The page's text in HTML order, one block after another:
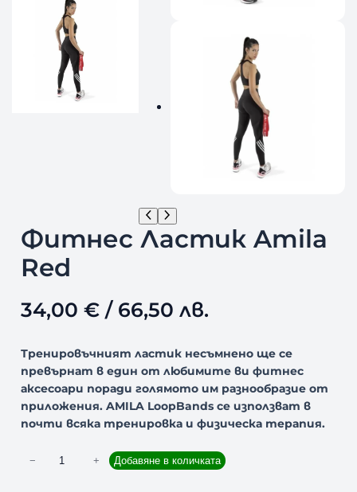
Фитнес Ластик Amila
Red
34,00 €/ 66,50 лв.
Тренировъчният ластик несъмнено ще се
превърнат в един от любимите ви фитнес
аксесоари поради голямото им разнообразие от
приложения. AMILA LoopBands се използват в
почти всяка тренировка и физическа терапия.
− + Добавяне в количката